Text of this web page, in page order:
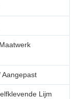
Aangepast
Lijm